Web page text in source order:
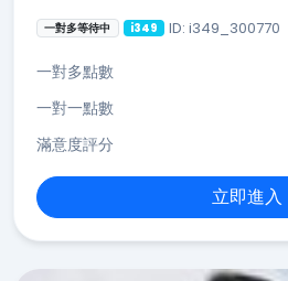
一對多等待中 i349 ID: i349_300770
一對多點數
一對一點數
滿意度評分
立即進入